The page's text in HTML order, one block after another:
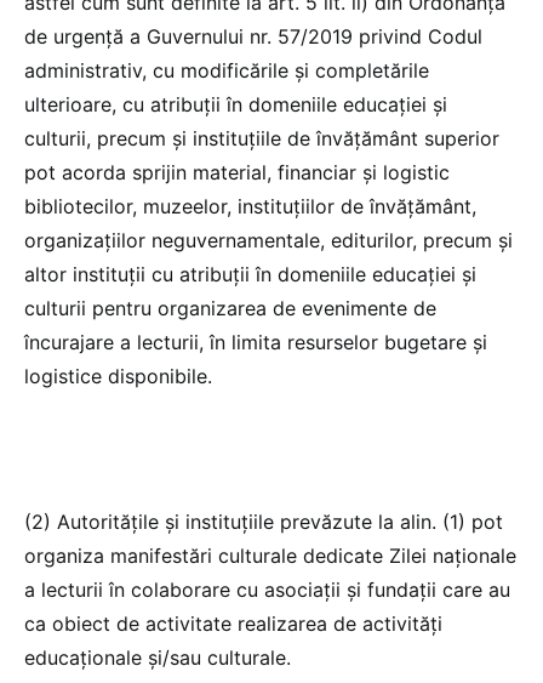
de urgență a Guvernului nr. 57/2019 privind Codul
administrativ, cu modificările și completările
ulterioare, cu atribuții în domeniile educației și
culturii, precum și instituțiile de învățământ superior
pot acorda sprijin material, financiar și logistic
bibliotecilor, muzeelor, instituțiilor de învățământ,
organizațiilor neguvernamentale, editurilor, precum și
altor instituții cu atribuții în domeniile educației și
culturii pentru organizarea de evenimente de
încurajare a lecturii, în limita resurselor bugetare și
logistice disponibile.
(2) Autoritățile și instituțiile prevăzute la alin. (1) pot
organiza manifestări culturale dedicate Zilei naționale
a lecturii în colaborare cu asociații și fundații care au
ca obiect de activitate realizarea de activități
educaționale și/sau culturale.